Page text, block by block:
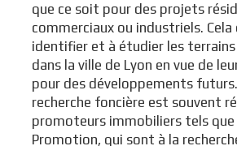
que ce soit pour des projets
commerciaux ou industriels. Cela
identifier et à étudier les
dans la ville de Lyon en vue de
pour des développements
recherche foncière est souvent
promoteurs immobiliers tels que
Promotion, qui sont à la